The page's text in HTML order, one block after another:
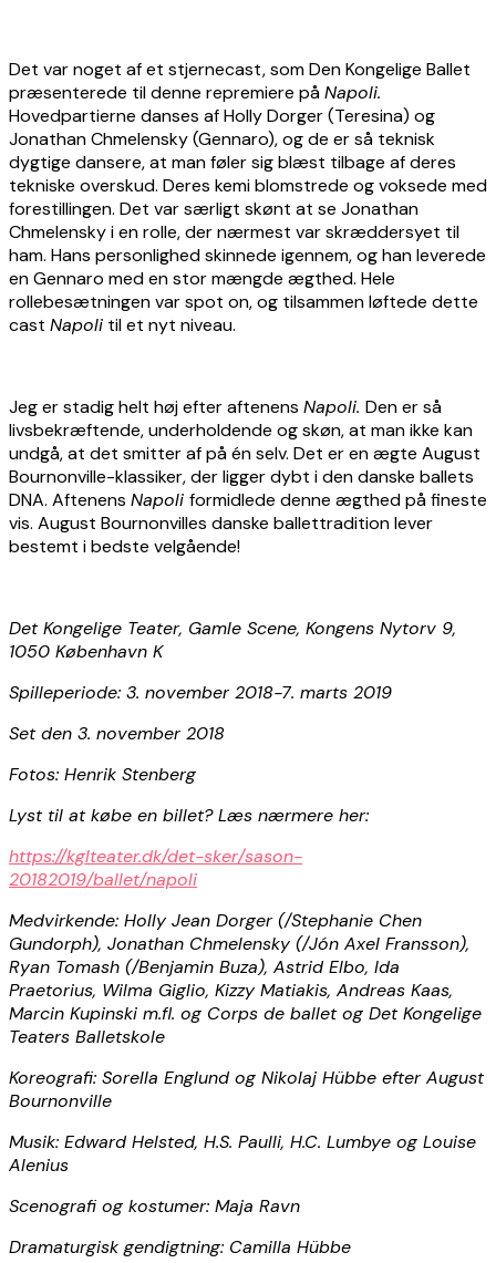
Det var noget af et stjernecast, som Den Kongelige Ballet
præsenterede til denne repremiere påNapoli.
Hovedpartierne danses af Holly Dorger (Teresina) og
Jonathan Chmelensky (Gennaro), og de er så teknisk
dygtige dansere, at man føler sig blæst tilbage af deres
tekniske overskud. Deres kemi blomstrede og voksede med
forestillingen. Det var særligt skønt at se Jonathan
Chmelensky i en rolle, der nærmest var skræddersyet til
ham. Hans personlighed skinnede igennem, og han leverede
en Gennaro med en stor mængde ægthed. Hele
rollebesætningen var spot on, og tilsammen løftede dette
cast Napoli til et nyt niveau.
Jeg er stadig helt høj efter aftenens Napoli. Den er så
livsbekræftende, underholdende og skøn, at man ikke kan
undgå, at det smitter af på én selv. Det er en ægte August
Bournonville-klassiker, der ligger dybt i den danske ballets
DNA. Aftenens Napoli formidlede denne ægthed på fineste
vis. August Bournonvilles danske ballettradition lever
bestemt i bedste velgående!
Det Kongelige Teater, Gamle Scene, Kongens Nytorv 9,
1050 København K
Spilleperiode: 3. november 2018-7. marts 2019
Set den 3. november 2018
Fotos: Henrik Stenberg
Lyst til at købe en billet? Læs nærmere her:
https://kglteater.dk/det-sker/sason-
20182019/ballet/napoli
Medvirkende: Holly Jean Dorger (/Stephanie Chen
Gundorph), Jonathan Chmelensky (/Jón Axel Fransson),
Ryan Tomash (/Benjamin Buza), Astrid Elbo, Ida
Praetorius, Wilma Giglio, Kizzy Matiakis, Andreas Kaas,
Marcin Kupinski m.fl. og Corps de ballet og Det Kongelige
Teaters Balletskole
Koreografi: Sorella Englund og Nikolaj Hübbe efter August
Bournonville
Musik: Edward Helsted, H.S. Paulli, H.C. Lumbye og Louise
Alenius
Scenografi og kostumer: Maja Ravn
Dramaturgisk gendigtning: Camilla Hübbe